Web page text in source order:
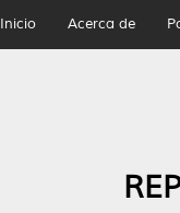
Inicio Acerca de